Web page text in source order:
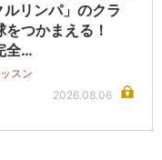
リンパ」のクラ
つかまえる！
全…
スン
2026.08.06